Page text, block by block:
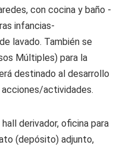
con cocina y baño -
infancias-
lavado. También se
Múltiples) para la
destinado al desarrollo
actividades.
derivador, oficina para
(depósito) adjunto,